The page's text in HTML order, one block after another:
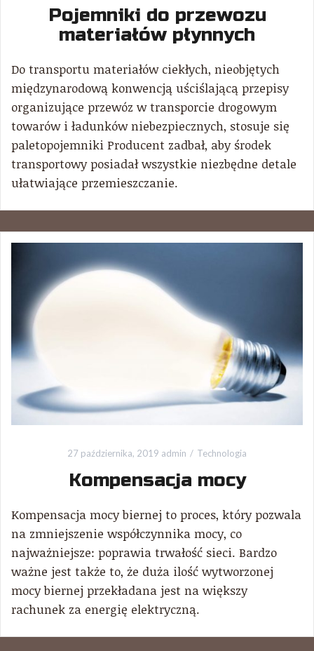
Pojemniki do przewozu
materiałów płynnych
Do transportu materiałów ciekłych, nieobjętych
międzynarodową konwencją uściślającą przepisy
organizujące przewóz w transporcie drogowym
towarów i ładunków niebezpiecznych, stosuje się
paletopojemniki Producent zadbał, aby środek
transportowy posiadał wszystkie niezbędne detale
ułatwiające przemieszczanie.
27 października, 2019 admin Technologia
Kompensacja mocy
Kompensacja mocy biernej to proces, który pozwala
na zmniejszenie współczynnika mocy, co
najważniejsze: poprawia trwałość sieci. Bardzo
ważne jest także to, że duża ilość wytworzonej
mocy biernej przekładana jest na większy
rachunek za energię elektryczną.